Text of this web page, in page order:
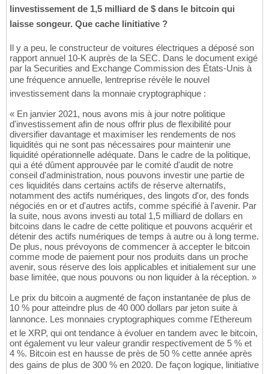
linvestissement de 1,5 milliard de $ dans le bitcoin qui
laisse songeur. Que cache linitiative ?
Il y a peu, le constructeur de voitures électriques a déposé son
rapport annuel 10-K auprès de la SEC. Dans le document exigé
par la Securities and Exchange Commission des États-Unis à
une fréquence annuelle, lentreprise révèle le nouvel
investissement dans la monnaie cryptographique :
« En janvier 2021, nous avons mis à jour notre politique
d'investissement afin de nous offrir plus de flexibilité pour
diversifier davantage et maximiser les rendements de nos
liquidités qui ne sont pas nécessaires pour maintenir une
liquidité opérationnelle adéquate. Dans le cadre de la politique,
qui a été dûment approuvée par le comité d'audit de notre
conseil d'administration, nous pouvons investir une partie de
ces liquidités dans certains actifs de réserve alternatifs,
notamment des actifs numériques, des lingots d'or, des fonds
négociés en or et d'autres actifs, comme spécifié à l'avenir. Par
la suite, nous avons investi au total 1,5 milliard de dollars en
bitcoins dans le cadre de cette politique et pouvons acquérir et
détenir des actifs numériques de temps à autre ou à long terme.
De plus, nous prévoyons de commencer à accepter le bitcoin
comme mode de paiement pour nos produits dans un proche
avenir, sous réserve des lois applicables et initialement sur une
base limitée, que nous pouvons ou non liquider à la réception. »
Le prix du bitcoin a augmenté de façon instantanée de plus de
10 % pour atteindre plus de 40 000 dollars par jeton suite à
lannonce. Les monnaies cryptographiques comme l'Ethereum
et le XRP, qui ont tendance à évoluer en tandem avec le bitcoin,
ont également vu leur valeur grandir respectivement de 5 % et
4 %. Bitcoin est en hausse de près de 50 % cette année après
des gains de plus de 300 % en 2020. De façon logique, linitiative